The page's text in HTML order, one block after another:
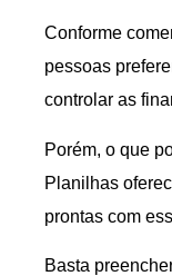
Conforme
pessoas
controlar as
Porém, o que
Planilhas
prontas com
Basta